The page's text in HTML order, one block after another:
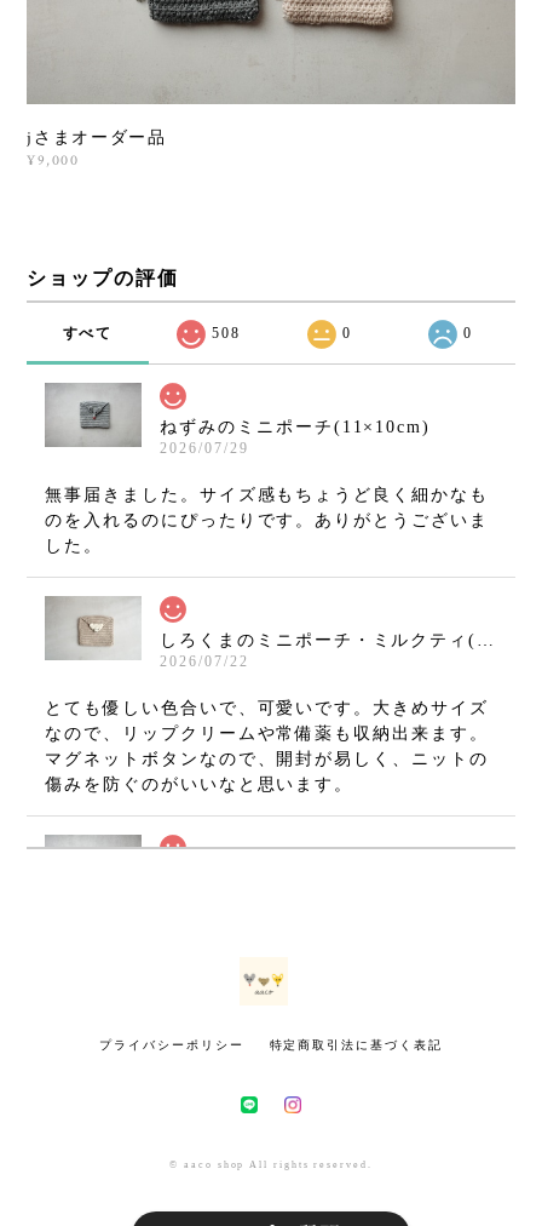
jさまオーダー品
¥9,000
ショップの評価
すべて 508 0 0
ねずみのミニポーチ(11×10cm)
2026/07/29
無事届きました。サイズ感もちょうど良く細かなも
のを入れるのにぴったりです。ありがとうございま
した。
2026/07/22
とても優しい色合いで、可愛いです。大きめサイズ
なので、リップクリームや常備薬も収納出来ます。
マグネットボタンなので、開封が易しく、ニットの
傷みを防ぐのがいいなと思います。
す！ 大切に使いたいと思います。 ありがとうござ
2026/07/02
インスタで初めて拝見した時から、いつかお迎えし
さんをお迎えできて幸せです！！ 小さいのにとても
プライバシーポリシー 特定商取引法に基づく表記
© aaco shop All rights reserved.